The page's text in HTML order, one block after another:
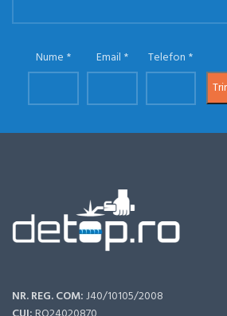
Nume Email Telefon
NR. REG. COM:J40/10105/2008